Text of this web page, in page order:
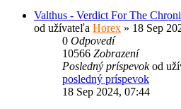
Valthus - Verdict For The
od užívateľa Horex » 18 Sep
0 Odpovedí
10566 Zobrazení
Posledný príspevokod
posledný príspevok
18 Sep 2024, 07:44